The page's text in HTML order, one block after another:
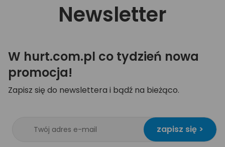
Newsletter
W hurt.com.pl co tydzień nowa
promocja!
Zapisz się do newslettera i bądź na bieżąco.
zapisz się >